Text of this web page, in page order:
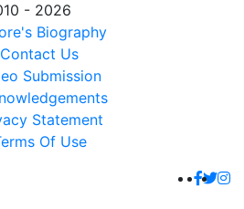
- 2026
Biography
Contact Us
Submission
Statement
Of Use